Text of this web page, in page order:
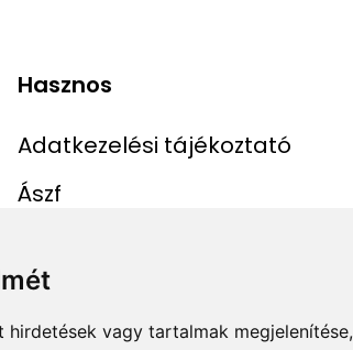
vagy tartalmak
Hasznos
Adatkezelési tájékoztató
Ászf